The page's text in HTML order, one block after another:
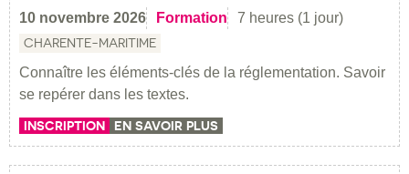
10 novembre 2026 Formation 7 heures (1 jour)
CHARENTE-MARITIME
Connaître les éléments-clés de la réglementation. Savoir
se repérer dans les textes.
INSCRIPTION EN SAVOIR PLUS